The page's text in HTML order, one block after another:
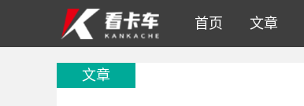
首页 文章
文章